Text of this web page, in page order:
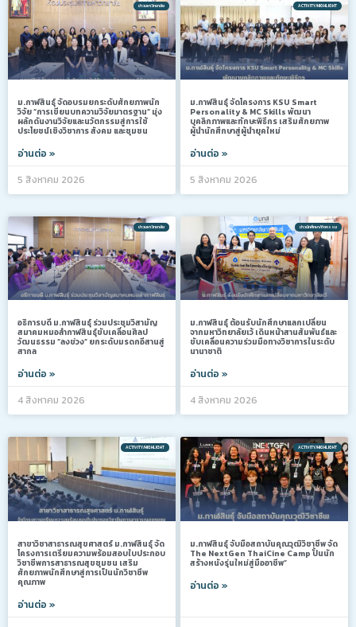
ข่าวมหาวิทยาลัย
ม.กาฬสินธุ์ จัดอบรมยกระดับศักยภาพนัก
วิจัย “การเขียนบทความวิจัยมาตรฐาน” มุ่ง
ผลักดันงานวิจัยและนวัตกรรมสู่การใช้
ประโยชน์เชิงวิชาการ สังคม และชุมชน
อ่านต่อ »
5 สิงหาคม 2026
ACTIVITY/HIGHLIGHT
ม.กาฬสินธุ์ จัดโครงการ KSU Smart
Personality & MC Skills พัฒนา
บุคลิกภาพและทักษะพิธีกร เสริมศักยภาพ
ผู้นำนักศึกษาสู่ผู้นำยุคใหม่
อ่านต่อ »
5 สิงหาคม 2026
ข่าวมหาวิทยาลัย
อธิการบดี ม.กาฬสินธุ์ ร่วมประชุมวิสามัญ
สมาคมหมอลำกาฬสินธุ์ขับเคลื่อนศิลป
วัฒนธรรม “ลงข่วง” ยกระดับมรดกอีสานสู่
สากล
อ่านต่อ »
4 สิงหาคม 2026
ข่าวนักศึกษา/กิจกรรม
ม.กาฬสินธุ์ ต้อนรับนักศึกษาแลกเปลี่ยน
จากมหาวิทยาลัยเว้ เดินหน้าสานสัมพันธ์และ
ขับเคลื่อนความร่วมมือทางวิชาการในระดับ
นานาชาติ
อ่านต่อ »
4 สิงหาคม 2026
ACTIVITY/HIGHLIGHT
สาขาวิชาสาธารณสุขศาสตร์ ม.กาฬสินธุ์ จัด
โครงการเตรียมความพร้อมสอบใบประกอบ
วิชาชีพการสาธารณสุขชุมชน เสริม
ศักยภาพนักศึกษาสู่การเป็นนักวิชาชีพ
คุณภาพ
อ่านต่อ »
ACTIVITY/HIGHLIGHT
ม.กาฬสินธุ์ จับมือสถาบันคุณวุฒิวิชาชีพ จัด
The NextGen ThaiCine Camp ปั้นนัก
สร้างหนังรุ่นใหม่สู่มืออาชีพ”
อ่านต่อ »